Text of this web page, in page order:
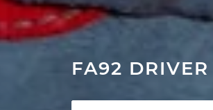
FA92 DRIVER